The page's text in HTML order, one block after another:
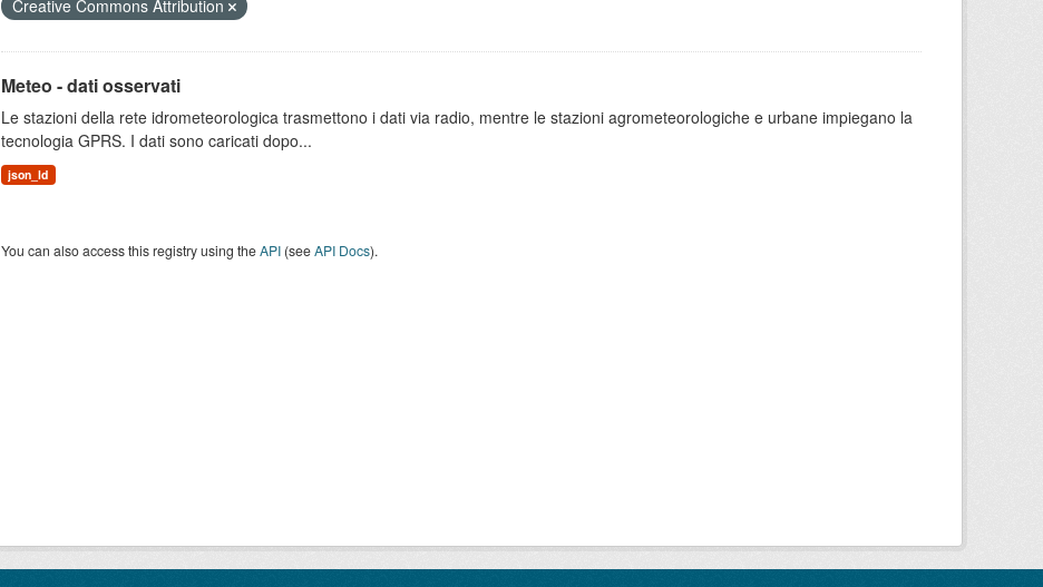
Creative Commons Attribution
Meteo - dati osservati
Le stazioni della rete idrometeorologica trasmettono i dati via radio, mentre le stazioni agrometeorologiche e urbane impiegano la
tecnologia GPRS. I dati sono caricati dopo...
json_ld
You can also access this registry using theAPI(seeAPI Docs).